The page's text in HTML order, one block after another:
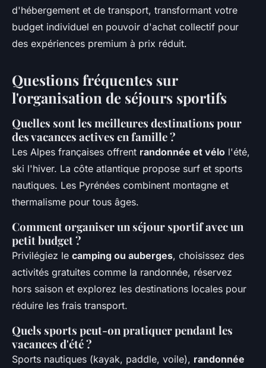
d'hébergement et de transport, transformant votre
budget individuel en pouvoir d'achat collectif pour
des expériences premium à prix réduit.
Questions fréquentes sur
l'organisation de séjours sportifs
Quelles sont les meilleures destinations pour
des vacances actives en famille ?
Les Alpes françaises offrent randonnée et vélo l'été,
ski l'hiver. La côte atlantique propose surf et sports
nautiques. Les Pyrénées combinent montagne et
thermalisme pour tous âges.
Comment organiser un séjour sportif avec un
petit budget ?
Privilégiez le camping ou auberges, choisissez des
activités gratuites comme la randonnée, réservez
hors saison et explorez les destinations locales pour
réduire les frais transport.
Quels sports peut-on pratiquer pendant les
vacances d'été ?
Sports nautiques (kayak, paddle, voile), randonnée